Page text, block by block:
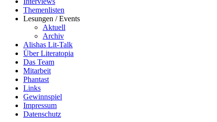
Themenlisten
Lesungen / Events
Aktuell
Archiv
Alishas Lit-Talk
Über Literatopia
Das Team
Mitarbeit
Phantast
Links
Gewinnspiel
Impressum
Datenschutz